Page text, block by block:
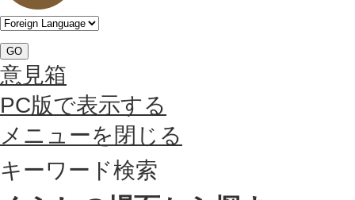
GO
意見箱
PC版で表示する
メニューを閉じる
キーワード検索